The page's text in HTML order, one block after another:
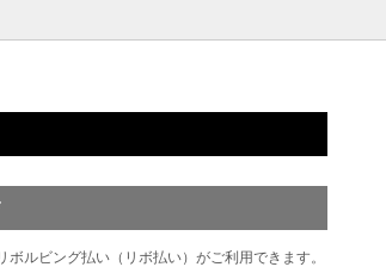
ボルビング払い（リボ払い）がご利用できます。